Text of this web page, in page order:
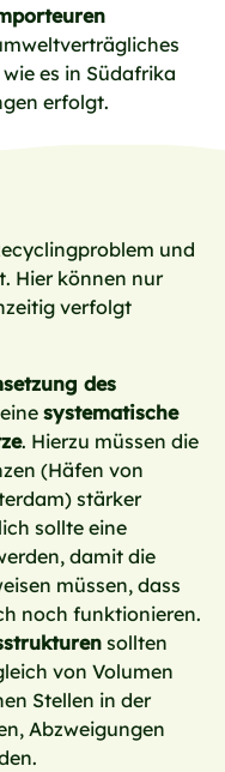
es in Südafrika
erfolgt.
und
Hier können nur
verfolgt
des
systematische
. Hierzu müssen die
(Häfen von
stärker
sollte eine
damit die
müssen, dass
noch funktionieren.
sollten
von Volumen
Stellen in der
Abzweigungen